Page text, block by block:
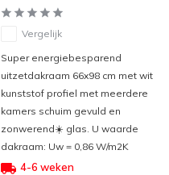
Vergelijk
Super energiebesparend
uitzetdakraam 66x98 cm met wit
kunststof profiel met meerdere
kamers schuim gevuld en
zonwerend☀️ glas. U waarde
dakraam: Uw = 0,86 W/m2K
4-6 weken